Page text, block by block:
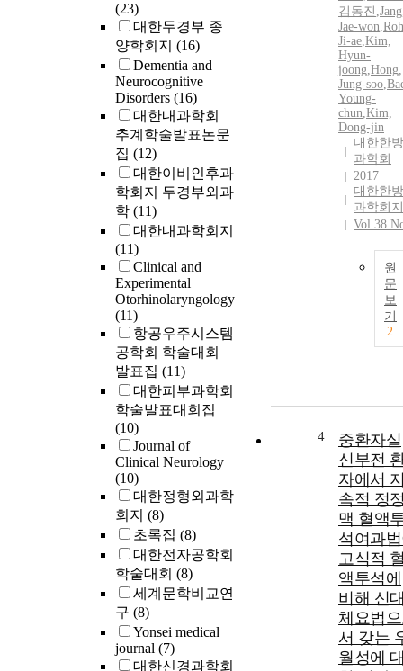
(23)
대한두경부 종
양학회지 (16)
Dementia and
Neurocognitive
Disorders (16)
대한내과학회
추계학술발표논문
집 (12)
대한이비인후과
학회지 두경부외과
학 (11)
대한내과학회지
(11)
Clinical and
Experimental
Otorhinolaryngology
(11)
항공우주시스템
공학회 학술대회
발표집 (11)
대한피부과학회
학술발표대회집
(10)
Journal of
Clinical Neurology
(10)
대한정형외과학
회지 (8)
초록집 (8)
대한전자공학회
학술대회 (8)
세계문학비교연
구 (8)
Yonsei medical
journal (7)
대한신경과학회
김동진 ,
Jae-won,
Ji-ae,Kim,
Hyun-
joong,Hong,
Jung-soo,
Young-
chun,Kim,
Dong-jin
대한한
과학회
2017
대한한
과학회지
Vol.38
원
문
보
기
2
4
중환자실
신부전
자에서
속적 정
맥 혈액
석여과
고식적
액투석에
비해 신
체요법
서 갖는
월성에